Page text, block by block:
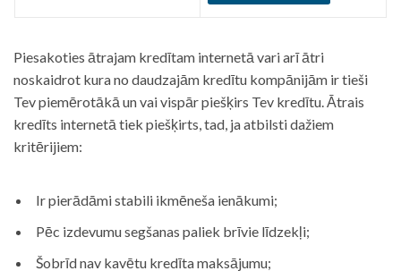
Piesakoties ātrajam kredītam internetā vari arī ātri
noskaidrot kura no daudzajām kredītu kompānijām ir tieši
Tev piemērotākā un vai vispār piešķirs Tev kredītu. Ātrais
kredīts internetā tiek piešķirts, tad, ja atbilsti dažiem
kritērijiem:
Ir pierādāmi stabili ikmēneša ienākumi;
Pēc izdevumu segšanas paliek brīvie līdzekļi;
Šobrīd nav kavētu kredīta maksājumu;